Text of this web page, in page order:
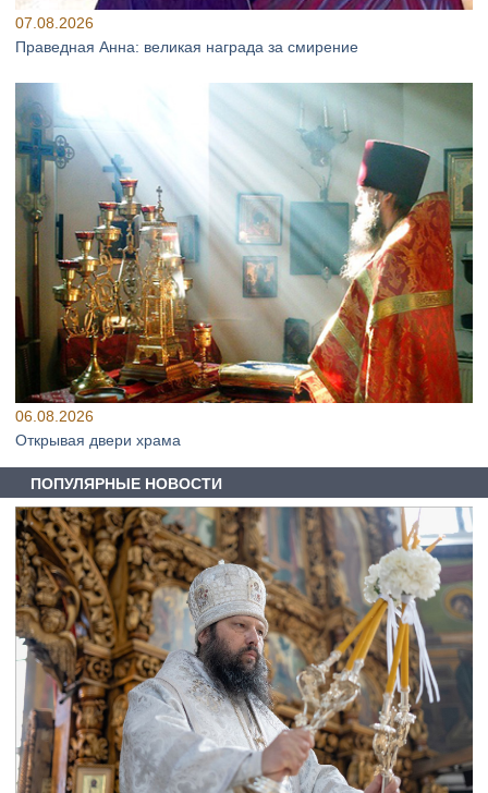
07.08.2026
Праведная Анна: великая награда за смирение
06.08.2026
Открывая двери храма
ПОПУЛЯРНЫЕ НОВОСТИ